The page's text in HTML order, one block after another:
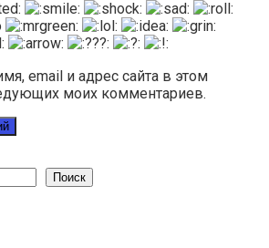
email и адрес сайта в этом
моих комментариев.
Поиск